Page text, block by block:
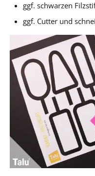
ggf. schwarzen
ggf. Cutter und